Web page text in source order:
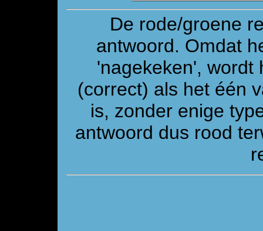
De rode/groene
antwoord. Omdat
'nagekeken', wordt
(correct) als het één
is, zonder enige
antwoord dus rood